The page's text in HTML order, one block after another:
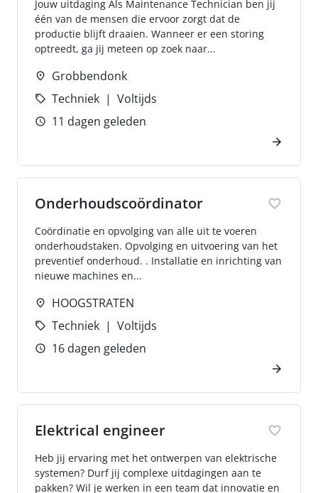
Jouw uitdaging Als Maintenance Technician ben jij
één van de mensen die ervoor zorgt dat de
productie blijft draaien. Wanneer er een storing
optreedt, ga jij meteen op zoek naar...
Grobbendonk
Techniek
Voltijds
11 dagen geleden
Onderhoudscoördinator
Coördinatie en opvolging van alle uit te voeren
onderhoudstaken. Opvolging en uitvoering van het
preventief onderhoud. . Installatie en inrichting van
nieuwe machines en...
HOOGSTRATEN
Techniek
Voltijds
16 dagen geleden
Elektrical engineer
Heb jij ervaring met het ontwerpen van elektrische
systemen? Durf jij complexe uitdagingen aan te
pakken? Wil je werken in een team dat innovatie en